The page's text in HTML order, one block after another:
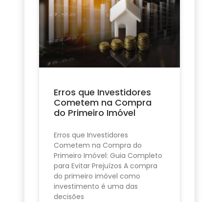
Erros que Investidores
Cometem na Compra
do Primeiro Imóvel
Erros que Investidores
Cometem na Compra do
Primeiro Imóvel: Guia Completo
para Evitar Prejuízos A compra
do primeiro imóvel como
investimento é uma das
decisões